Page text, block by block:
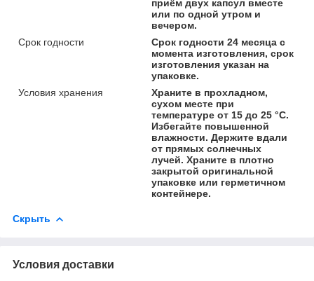
приём двух капсул вместе
или по одной утром и
вечером.
Срок годности
Срок годности 24 месяца с
момента изготовления, срок
изготовления указан на
упаковке.
Условия хранения
Храните в прохладном,
сухом месте при
температуре от 15 до 25 °С.
Избегайте повышенной
влажности. Держите вдали
от прямых солнечных
лучей. Храните в плотно
закрытой оригинальной
упаковке или герметичном
контейнере.
Скрыть
Условия доставки